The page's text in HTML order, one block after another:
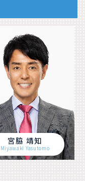
宮脇 靖知
Miyawaki Yasutomo